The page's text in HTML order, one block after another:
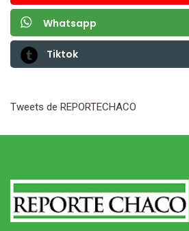
Whatsapp
Tiktok
Tweets de REPORTECHACO